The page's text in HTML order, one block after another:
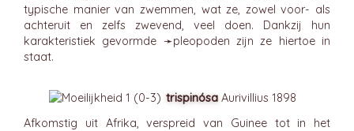
typische manier van zwemmen, wat ze, zowel voor- als
achteruit en zelfs zwevend, veel doen. Dankzij hun
karakteristiek gevormde ➛pleopoden zijn ze hiertoe in
staat.
trispinósa Aurivillius 1898
Afkomstig uit Afrika, verspreid van Guinee tot in het